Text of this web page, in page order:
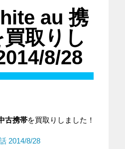
au 携
取りし
8/28
古携帯を買取りしました！